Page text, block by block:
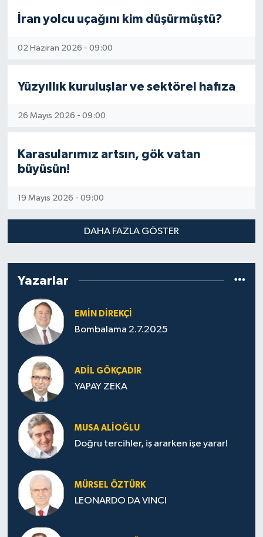
İran yolcu uçağını kim düşürmüştü?
02 Haziran 2026 - 09:00
Yüzyıllık kuruluşlar ve sektörel hafıza
26 Mayıs 2026 - 09:00
Karasularımız artsın, gök vatan
büyüsün!
19 Mayıs 2026 - 09:00
DAHA FAZLA GÖSTER
Yazarlar
EMIN DIREKÇI
Bombalama 2.7.2025
ADIL GÖKÇADIR
YAPAY ZEKA
MUSA ALIOĞLU
Doğru tercihler, iş ararken işe yarar!
MÜRSEL ÖZTÜRK
LEONARDO DA VINCI